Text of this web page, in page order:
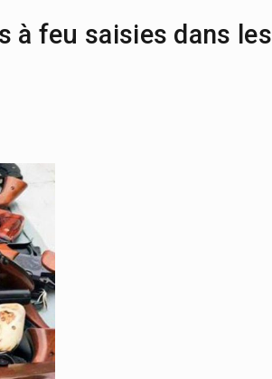
à feu saisies dans les